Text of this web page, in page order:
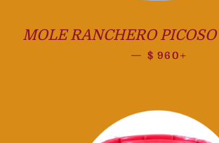
MOLE RANCHERO
— Precio
$ 960